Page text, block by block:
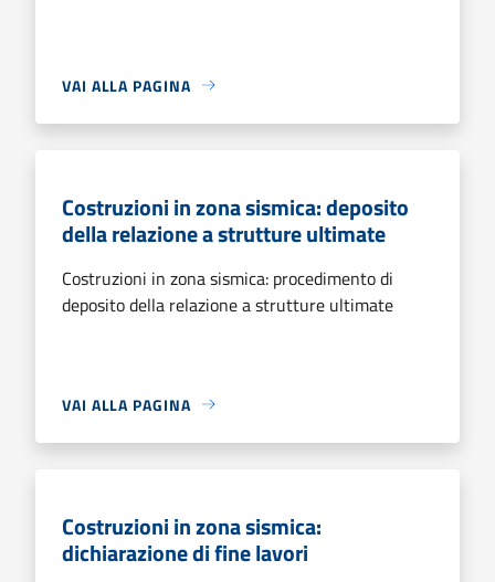
VAI ALLA PAGINA
Costruzioni in zona sismica: deposito
della relazione a strutture ultimate
Costruzioni in zona sismica: procedimento di
deposito della relazione a strutture ultimate
VAI ALLA PAGINA
Costruzioni in zona sismica:
dichiarazione di fine lavori